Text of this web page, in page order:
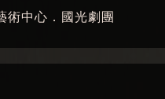
術中心．國光劇團